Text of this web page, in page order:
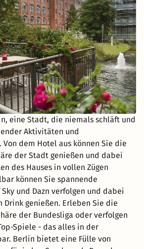
eine Stadt, die niemals schläft und
Aktivitäten und
dem Hotel aus können Sie die
der Stadt genießen und dabei
des Hauses in vollen Zügen
können Sie spannende
und Dazn verfolgen und dabei
Drink genießen. Erleben Sie die
der Bundesliga oder verfolgen
Spiele - das alles in der
Berlin bietet eine Fülle von